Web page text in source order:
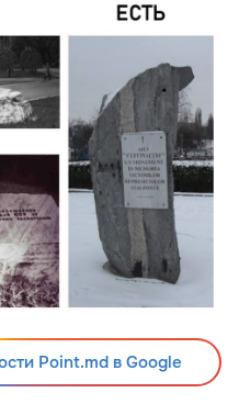
Point.md в Google